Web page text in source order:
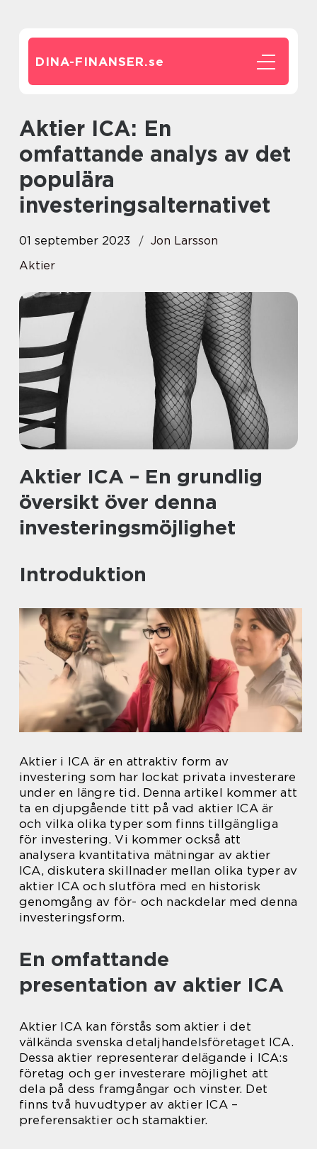
DINA-FINANSER.se
Aktier ICA: En
omfattande analys av det
populära
investeringsalternativet
01 september 2023
Jon Larsson
Aktier
Aktier ICA – En grundlig
översikt över denna
investeringsmöjlighet
Introduktion
Aktier i ICA är en attraktiv form av
investering som har lockat privata investerare
under en längre tid. Denna artikel kommer att
ta en djupgående titt på vad aktier ICA är
och vilka olika typer som finns tillgängliga
för investering. Vi kommer också att
analysera kvantitativa mätningar av aktier
ICA, diskutera skillnader mellan olika typer av
aktier ICA och slutföra med en historisk
genomgång av för- och nackdelar med denna
investeringsform.
En omfattande
presentation av aktier ICA
Aktier ICA kan förstås som aktier i det
välkända svenska detaljhandelsföretaget ICA.
Dessa aktier representerar delägande i ICA:s
företag och ger investerare möjlighet att
dela på dess framgångar och vinster. Det
finns två huvudtyper av aktier ICA –
preferensaktier och stamaktier.